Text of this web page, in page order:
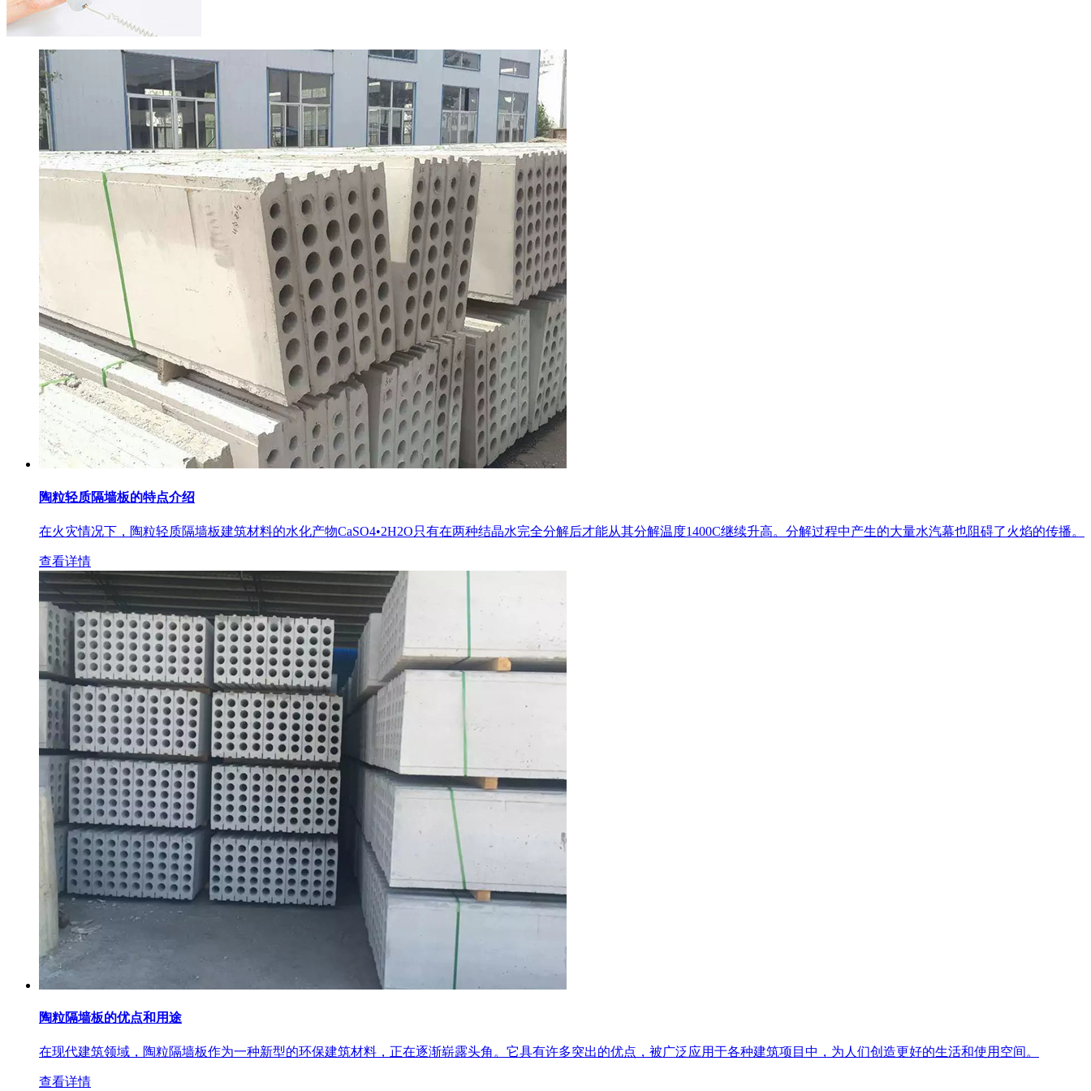
陶粒轻质隔墙板的特点介绍
在火灾情况下，陶粒轻质隔墙板建筑材料的水化产物CaSO4•2H2O只有在两种结晶水完全分解后才能从其分解温度1400C继续升高。分解过程中产生的大量水汽幕也阻碍了火焰的传播。
查看详情
陶粒隔墙板的优点和用途
在现代建筑领域，陶粒隔墙板作为一种新型的环保建筑材料，正在逐渐崭露头角。它具有许多突出的优点，被广泛应用于各种建筑项目中，为人们创造更好的生活和使用空间。
查看详情